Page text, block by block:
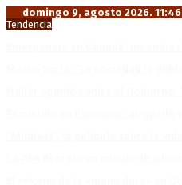
domingo 9, agosto 2026. 11:46
Tendencia